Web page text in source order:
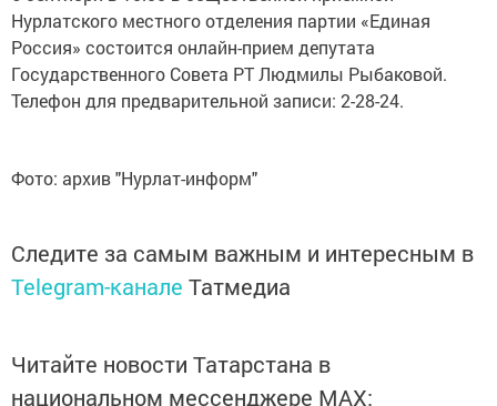
Нурлатского местного отделения партии «Единая
Россия» состоится онлайн-прием депутата
Государственного Совета РТ Людмилы Рыбаковой.
Телефон для предварительной записи: 2-28-24.
Фото: архив "Нурлат-информ"
Следите за самым важным и интересным в
Telegram-канале Татмедиа
Читайте новости Татарстана в
национальном мессенджере MАХ: